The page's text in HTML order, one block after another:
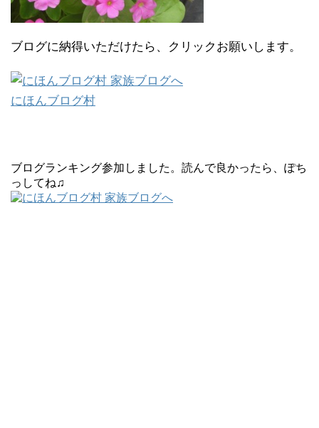
ブログに納得いただけたら、クリックお願いします。
にほんブログ村
ブログランキング参加しました。読んで良かったら、ぽち
っしてね♫